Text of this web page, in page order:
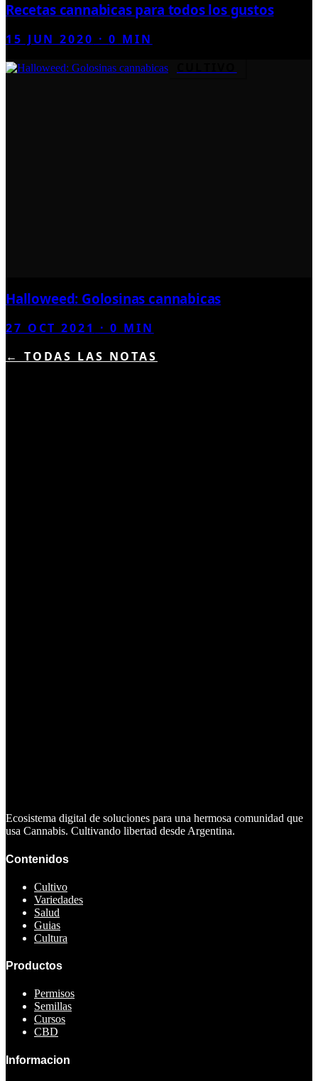
Recetas cannabicas para todos los gustos
15 JUN 2020 ·0 MIN
Halloweed: Golosinas cannabicas
27 OCT 2021 ·0 MIN
← TODAS LAS NOTAS
Ecosistema digital de soluciones para una hermosa comunidad que
usa Cannabis. Cultivando libertad desde Argentina.
Contenidos
Cultivo
Variedades
Salud
Guias
Cultura
Productos
Permisos
Semillas
Cursos
CBD
Informacion